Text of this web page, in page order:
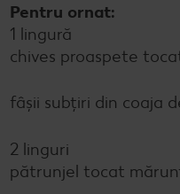
Pentru ornat:
1 lingură
chives proaspete
fâșii subțiri din coaja
2 linguri
pătrunjel tocat